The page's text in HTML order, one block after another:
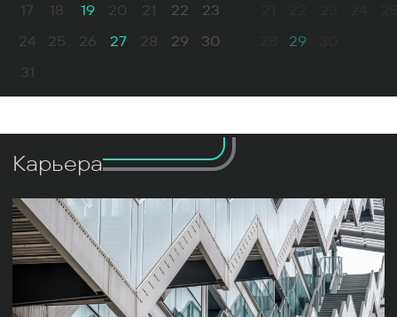
17
18 19 20 21 22
23
24
25 26 27 28 29
30
31
29
Карьера